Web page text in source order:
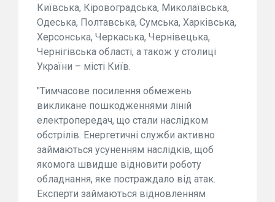
Київська, Кіровоградська, Миколаївська,
Одеська, Полтавська, Сумська, Харківська,
Херсонська, Черкаська, Чернівецька,
Чернігівська області, а також у столиці
України – місті Київ.
"Тимчасове посилення обмежень
викликане пошкодженнями ліній
електропередач, що стали наслідком
обстрілів. Енергетичні служби активно
займаються усуненням наслідків, щоб
якомога швидше відновити роботу
обладнання, яке постраждало від атак.
Експерти займаються відновленням